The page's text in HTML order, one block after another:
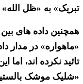
تبریک» به «ظل
همچنین داده های بین
«ماهواره» در مدار
تائید نکرده اند،
«شلیک موشک